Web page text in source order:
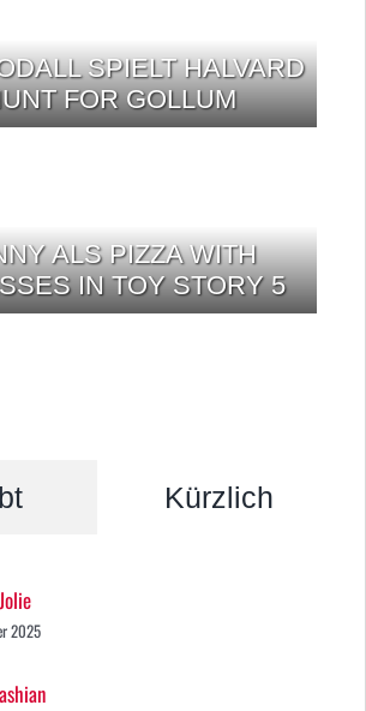
SPIELT HALVARD
FOR GOLLUM
ALS PIZZA WITH
IN TOY STORY 5
Kürzlich
2025